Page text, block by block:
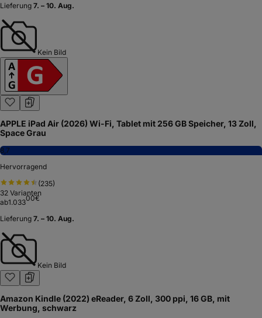
Lieferung 7. – 10. Aug.
Kein Bild
APPLE iPad Air (2026) Wi-Fi, Tablet mit 256 GB Speicher, 13 Zoll,
Space Grau
8,7
Hervorragend
(235)
32 Varianten
ab1.03300€
Lieferung 7. – 10. Aug.
Kein Bild
Amazon Kindle (2022) eReader, 6 Zoll, 300 ppi, 16 GB, mit
Werbung, schwarz